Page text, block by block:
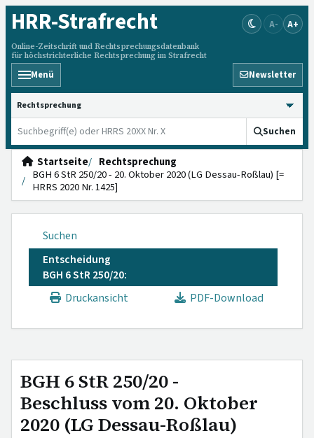
HRR-Strafrecht
Online-Zeitschrift und Rechtsprechungsdatenbank
für höchstrichterliche Rechtsprechung im Strafrecht
A- A+
Menü Newsletter
HRRS durchsuchen
Suchen
Startseite
Rechtsprechung
BGH 6 StR 250/20 - 20. Oktober 2020 (LG Dessau-Roßlau) [=
HRRS 2020 Nr. 1425]
Suchen
Entscheidung
BGH 6 StR 250/20:
Druckansicht
PDF-Download
BGH 6 StR 250/20 -
Beschluss vom 20. Oktober
2020 (LG Dessau-Roßlau)